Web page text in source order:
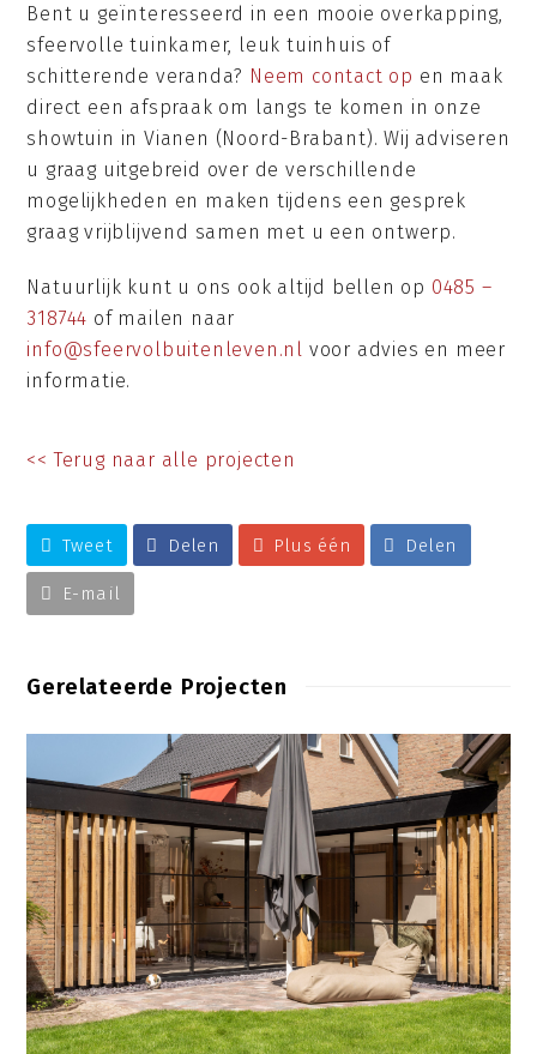
Bent u geïnteresseerd in een mooie overkapping,
sfeervolle tuinkamer, leuk tuinhuis of
schitterende veranda? Neem contact op en maak
direct een afspraak om langs te komen in onze
showtuin in Vianen (Noord-Brabant). Wij adviseren
u graag uitgebreid over de verschillende
mogelijkheden en maken tijdens een gesprek
graag vrijblijvend samen met u een ontwerp.
Natuurlijk kunt u ons ook altijd bellen op 0485 –
318744 of mailen naar
info@sfeervolbuitenleven.nl voor advies en meer
informatie.
<< Terug naar alle projecten
Tweet Delen Plus één Delen
E-mail
Gerelateerde Projecten